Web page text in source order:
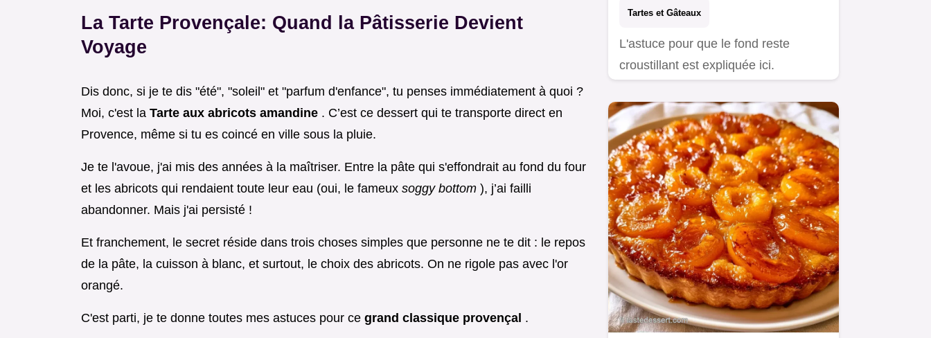
La Tarte Provençale: Quand la Pâtisserie Devient
Voyage
Dis donc, si je te dis "été", "soleil" et "parfum d'enfance", tu penses immédiatement à quoi ?
Moi, c'est la Tarte aux abricots amandine . C’est ce dessert qui te transporte direct en
Provence, même si tu es coincé en ville sous la pluie.
Je te l'avoue, j'ai mis des années à la maîtriser. Entre la pâte qui s'effondrait au fond du four
et les abricots qui rendaient toute leur eau (oui, le fameux soggy bottom ), j’ai failli
abandonner. Mais j'ai persisté !
Et franchement, le secret réside dans trois choses simples que personne ne te dit : le repos
de la pâte, la cuisson à blanc, et surtout, le choix des abricots. On ne rigole pas avec l'or
orangé.
C'est parti, je te donne toutes mes astuces pour ce grand classique provençal .
Tartes et Gâteaux
L'astuce pour que le fond reste
croustillant est expliquée ici.